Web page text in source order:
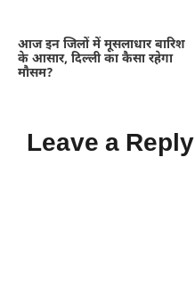
आज इन जिलों में मूसलाधार बारिश
के आसार, दिल्ली का कैसा रहेगा
मौसम?
Leave a Reply